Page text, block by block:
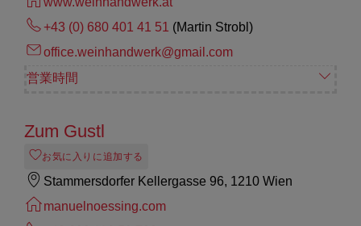
+43 (0) 680 401 41 51 (Martin Strobl)
office.weinhandwerk@gmail.com
営業時間
Zum Gustl
お気に入りに追加する
Stammersdorfer Kellergasse 96, 1210 Wien
manuelnoessing.com